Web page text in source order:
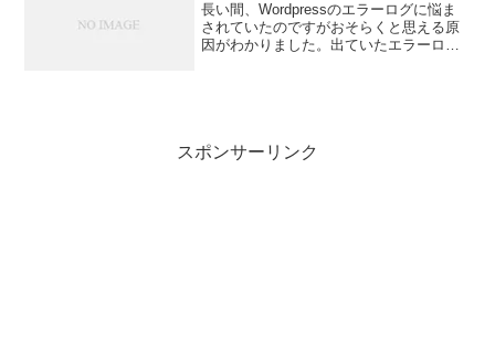
長い間、Wordpressのエラーログに悩ま
されていたのですがおそらくと思える原
因がわかりました。出ていたエラーログ
スポンサーリンク